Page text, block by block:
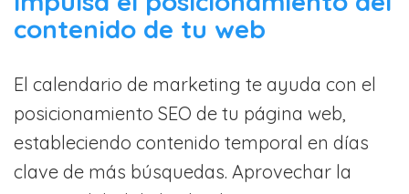
contenido de tu web
El calendario de marketing te ayuda con el
posicionamiento SEO de tu página web,
estableciendo contenido temporal en días
clave de más búsquedas. Aprovechar la